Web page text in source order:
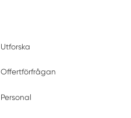
Utforska
Offertförfrågan
Personal